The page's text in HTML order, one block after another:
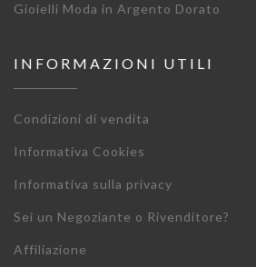
Gioielli Moda in Argento Dorato
INFORMAZIONI UTILI
Condizioni di vendita
Informativa Cookies
Informativa sulla privacy
Sei un Negoziante o Rivenditore?
Affiliazione